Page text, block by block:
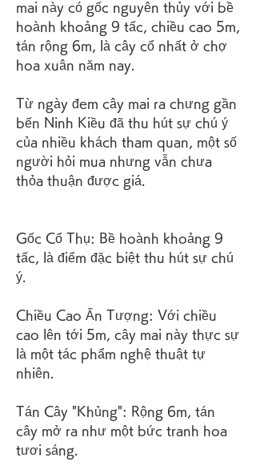
mai này có gốc nguyên thủy với bề
hoành khoảng 9 tấc, chiều cao 5m,
tán rộng 6m, là cây cổ nhất ở chợ
hoa xuân năm nay.
Từ ngày đem cây mai ra chưng gần
bến Ninh Kiều đã thu hút sự chú ý
của nhiều khách tham quan, một số
người hỏi mua nhưng vẫn chưa
thỏa thuận được giá.
Gốc Cổ Thụ: Bề hoành khoảng 9
tấc, là điểm đặc biệt thu hút sự chú
ý.
Chiều Cao Ấn Tượng: Với chiều
cao lên tới 5m, cây mai này thực sự
là một tác phẩm nghệ thuật tự
nhiên.
Tán Cây "Khủng": Rộng 6m, tán
cây mở ra như một bức tranh hoa
tươi sáng.